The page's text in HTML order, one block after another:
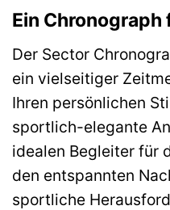
Ein
Der Sector
ein vielseitiger
Ihren persönlichen
sportlich-elegante
idealen Begleiter für
den entspannten
sportliche